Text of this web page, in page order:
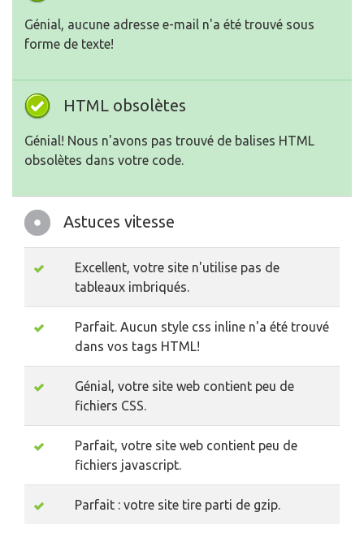
Génial, aucune adresse e-mail n'a été trouvé sous
forme de texte!
HTML obsolètes
Génial! Nous n'avons pas trouvé de balises HTML
obsolètes dans votre code.
Astuces vitesse
Excellent, votre site n'utilise pas de
tableaux imbriqués.
Parfait. Aucun style css inline n'a été trouvé
dans vos tags HTML!
Génial, votre site web contient peu de
fichiers CSS.
Parfait, votre site web contient peu de
fichiers javascript.
Parfait : votre site tire parti de gzip.